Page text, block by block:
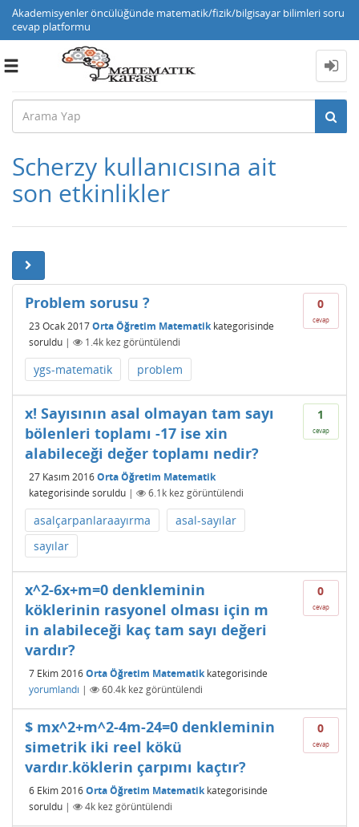
Akademisyenler öncülüğünde matematik/fizik/bilgisayar bilimleri soru
cevap platformu
Toggle
Scherzy kullanıcısına ait
son etkinlikler
0
cevap
Problem sorusu ?
23 Ocak 2017Orta Öğretim Matematikkategorisinde
soruldu | 1.4k kez görüntülendi
ygs-matematik problem
1
cevap
x! Sayısının asal olmayan tam sayı
bölenleri toplamı -17 ise xin
alabileceği değer toplamı nedir?
27 Kasım 2016Orta Öğretim Matematik
kategorisinde soruldu | 6.1k kez görüntülendi
asalçarpanlaraayırma
asal-sayılar
sayılar
0
cevap
x^2-6x+m=0 denkleminin
köklerinin rasyonel olması için m
in alabileceği kaç tam sayı değeri
vardır?
7 Ekim 2016Orta Öğretim Matematikkategorisinde
yorumlandı | 60.4k kez görüntülendi
0
cevap
$ mx^2+m^2-4m-24=0 denkleminin
simetrik iki reel kökü
vardır.köklerin çarpımı kaçtır?
6 Ekim 2016Orta Öğretim Matematikkategorisinde
soruldu | 4k kez görüntülendi